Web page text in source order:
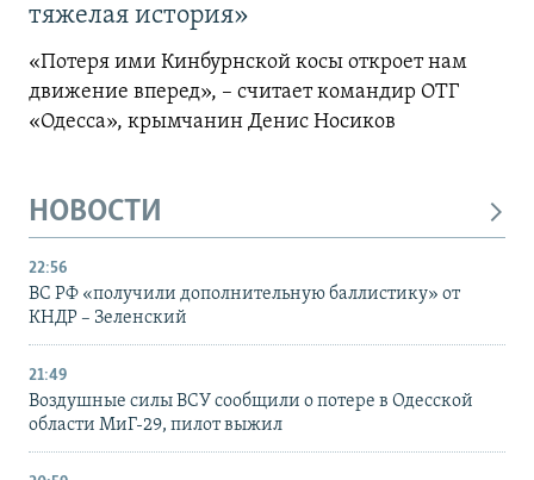
тяжелая история»
«Потеря ими Кинбурнской косы откроет нам
движение вперед», – считает командир ОТГ
«Одесса», крымчанин Денис Носиков
НОВОСТИ
22:56
ВС РФ «получили дополнительную баллистику» от
КНДР – Зеленский
21:49
Воздушные силы ВСУ сообщили о потере в Одесской
области МиГ-29, пилот выжил